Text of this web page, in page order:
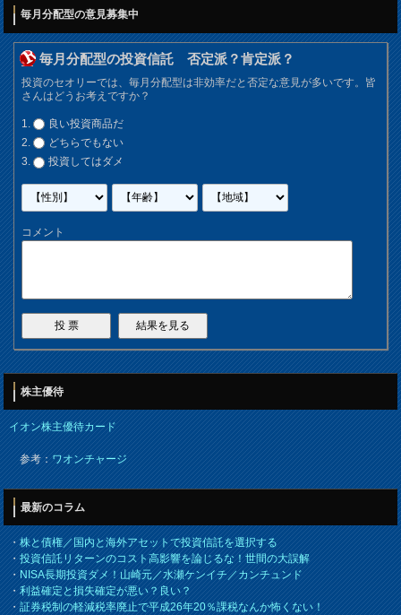
毎月分配型の意見募集中
毎月分配型の投資信託 否定派？肯定派？
投資のセオリーでは、毎月分配型は非効率だと否定な意見が多いです。皆
さんはどうお考えですか？
良い投資商品だ
どちらでもない
投資してはダメ
コメント
株主優待
イオン株主優待カード
参考：ワオンチャージ
最新のコラム
・株と債権／国内と海外アセットで投資信託を選択する
・投資信託リターンのコスト高影響を論じるな！世間の大誤解
・NISA長期投資ダメ！山崎元／水瀬ケンイチ／カンチュンド
・利益確定と損失確定が悪い？良い？
・証券税制の軽減税率廃止で平成26年20％課税なんか怖くない！